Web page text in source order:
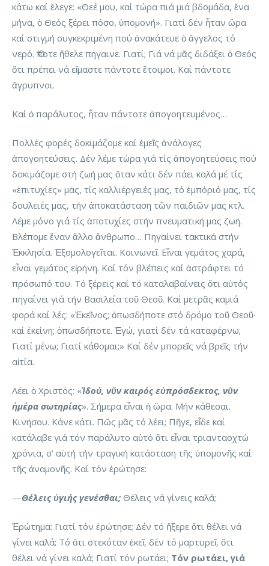
κάτω καί ἔλεγε: «Θεέ μου, καί τώρα πιά μιά βδομάδα, ἕνα
μήνα, ὁ Θεός ξέρει πόσο, ὑπομονή». Γιατί δέν ἦταν ὥρα
καί στιγμή συγκεκριμένη πού ἀνακάτευε ὁ ἄγγελος τό
νερό. Ὅποτε ἤθελε πήγαινε. Γιατί; Γιά νά μᾶς διδάξει ὁ Θεός
ὅτι πρέπει νά εἴμαστε πάντοτε ἕτοιμοι. Καί πάντοτε
ἄγρυπνοι.
Καί ὁ παράλυτος, ἦταν πάντοτε ἀπογοητευμένος…
Πολλές φορές δοκιμάζομε καί ἐμεῖς ἀνάλογες
ἀπογοητεύσεις. Δέν λέμε τώρα γιά τίς ἀπογοητεύσεις πού
δοκιμάζομε στή ζωή μας ὅταν κάτι δέν πάει καλά μέ τίς
«ἐπιτυχίες» μας, τίς καλλιέργειές μας, τό ἐμπόριό μας, τίς
δουλειές μας, τήν ἀποκατάσταση τῶν παιδιῶν μας κτλ.
Λέμε μόνο γιά τίς ἀποτυχίες στήν πνευματική μας ζωή.
Βλέπομε ἕναν ἄλλο ἄνθρωπο… Πηγαίνει τακτικά στήν
Ἐκκλησία. Ἐξομολογεῖται. Κοινωνεῖ. Εἶναι γεμάτος χαρά,
εἶναι γεμάτος εἰρήνη. Καί τόν βλέπεις καί ἀστράφτει τό
πρόσωπό του. Τό ξέρεις καί τό καταλαβαίνεις ὅτι αὐτός
πηγαίνει γιά τήν Βασιλεία τοῦ Θεοῦ. Καί μετρᾶς καμιά
φορά καί λές: «Ἐκεῖνος; ὁπωσδήποτε στό δρόμο τοῦ Θεοῦ·
καί ἐκείνη; ὁπωσδήποτε. Ἐγώ, γιατί δέν τά καταφέρνω;
Γιατί μένω; Γιατί κάθομαι;» Καί δέν μπορεῖς νά βρεῖς τήν
αἰτία.
Λέει ὁ Χριστός: «Ἰδού, νῦν καιρός εὐπρόσδεκτος, νῦν
ἡμέρα σωτηρίας». Σήμερα εἶναι ἡ ὥρα. Μήν κάθεσαι.
Κινήσου. Κάνε κάτι. Πῶς μᾶς τό λέει; Πῆγε, εἶδε καί
κατάλαβε γιά τόν παράλυτο αὐτό ὅτι εἶναι τριανταοχτώ
χρόνια, σ’ αὐτή τήν τραγική κατάσταση τῆς ὑπομονῆς καί
τῆς ἀναμονῆς. Καί τόν ἐρώτησε:
—Θέλεις ὑγιής γενέσθαι; Θέλεις νά γίνεις καλά;
Ἐρώτημα: Γιατί τόν ἐρώτησε; Δέν τό ἤξερε ὅτι θέλει νά
γίνει καλά; Τό ὅτι στεκόταν ἐκεῖ, δέν τό μαρτυρεῖ, ὅτι
θέλει νά γίνει καλά; Γιατί τόν ρωτάει; Τόν ρωτάει, γιά